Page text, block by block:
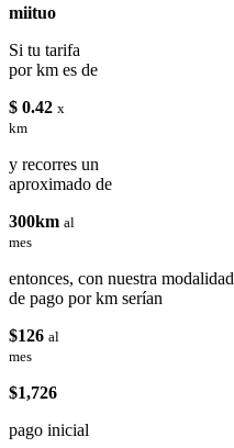
miituo
Si tu tarifa
por km es de
$ 0.42 x
km
y recorres un
aproximado de
300km al
mes
entonces, con nuestra modalidad
de pago por km serían
$126 al
mes
$1,726
pago inicial